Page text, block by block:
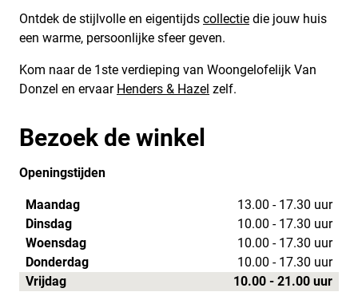
Ontdek de stijlvolle en eigentijds collectie die jouw huis
een warme, persoonlijke sfeer geven.
Kom naar de 1ste verdieping van Woongelofelijk Van
Donzel en ervaar Henders & Hazel zelf.
Bezoek de winkel
Openingstijden
Maandag
13.00 - 17.30 uur
Dinsdag
10.00 - 17.30 uur
Woensdag
10.00 - 17.30 uur
Donderdag
10.00 - 17.30 uur
Vrijdag
10.00 - 21.00 uur